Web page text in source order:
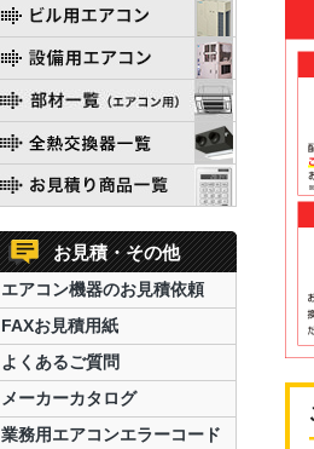
お見積・その他
エアコン機器のお見積依頼
FAXお見積用紙
よくあるご質問
メーカーカタログ
業務用エアコンエラーコード